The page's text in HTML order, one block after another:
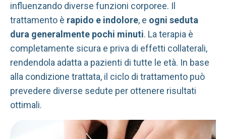
influenzando diverse funzioni corporee. Il
trattamento è rapido e indolore, e ogni seduta
dura generalmente pochi minuti. La terapia è
completamente sicura e priva di effetti collaterali,
rendendola adatta a pazienti di tutte le età. In base
alla condizione trattata, il ciclo di trattamento può
prevedere diverse sedute per ottenere risultati
ottimali.